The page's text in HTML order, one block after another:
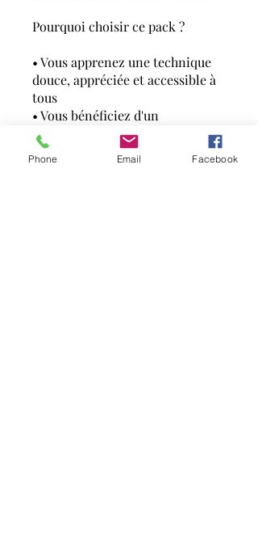
Pourquoi choisir ce pack ?
• Vous apprenez une technique
douce, appréciée et accessible à
tous
• Vous bénéficiez d'un
accompagnement complet,
incluant la préparation de votre
espace
Phone Email Facebook